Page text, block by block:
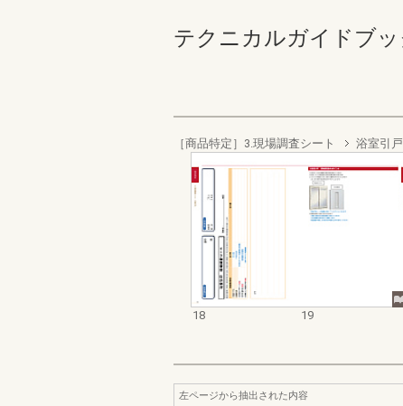
テクニカルガイドブ
［商品特定］3.現場調査シート 浴室引戸
18 19
左ページから抽出された内容